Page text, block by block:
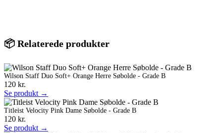
📦 Relaterede produkter
Wilson Staff Duo Soft+ Orange Herre Søbolde - Grade B
120 kr.
Se produkt →
Titleist Velocity Pink Dame Søbolde - Grade B
120 kr.
Se produkt →